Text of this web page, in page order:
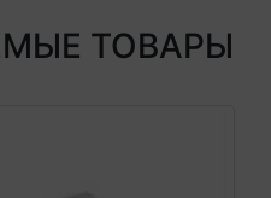
ТОВАРЫ